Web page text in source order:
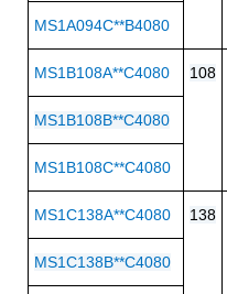
MS1A094C**B4080
MS1B108A**C4080 108
MS1B108B**C4080
MS1B108C**C4080
MS1C138A**C4080 138
MS1C138B**C4080